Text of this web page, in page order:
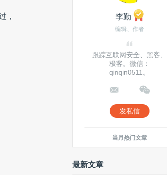
，
李勤
编辑、作者
跟踪互联网安全、黑客、
极客。微信：
qinqin0511。
发私信
当月热门文章
最新文章